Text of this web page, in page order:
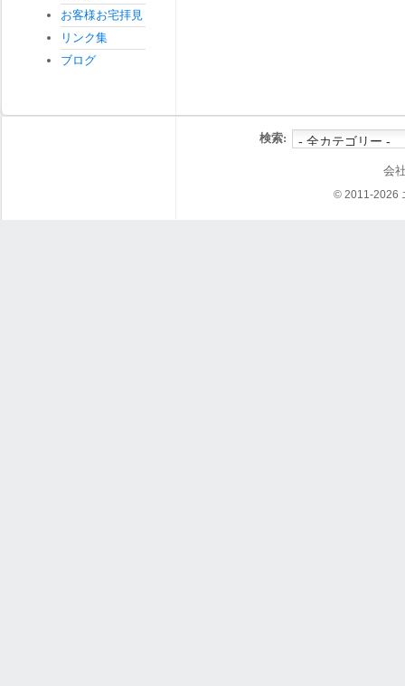
お客様お宅拝見
リンク集
ブログ
検索:
会
© 2011-2026